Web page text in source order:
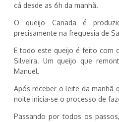
cá desde as 6h da manhã.
O queijo Canada é
precisamente na freguesia de
E todo este queijo é feito com
Silveira. Um queijo que
Manuel.
Após receber o leite da manhã
noite inicia-se o processo de
Passando por todos os